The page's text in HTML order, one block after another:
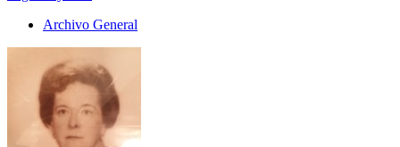
Archivo General